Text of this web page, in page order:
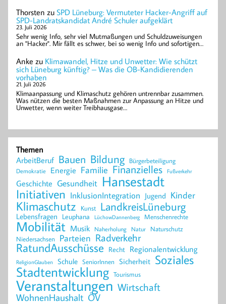
Thorsten zu SPD Lüneburg: Vermuteter Hacker-Angriff auf
SPD-Landratskandidat André Schuler aufgeklärt
23. Juli 2026
Sehr wenig Info, sehr viel Mutmaßungen und Schuldzuweisungen
an "Hacker". Mir fällt es schwer, bei so wenig Info und sofortigen…
Anke zu Klimawandel, Hitze und Unwetter: Wie schützt
sich Lüneburg künftig? – Was die OB-Kandidierenden
vorhaben
21. Juli 2026
Klimaanpassung und Klimaschutz gehören untrennbar zusammen.
Was nützen die besten Maßnahmen zur Anpassung an Hitze und
Unwetter, wenn weiter Treibhausgase…
Themen
ArbeitBeruf Bauen Bildung Bürgerbeteiligung
Demokratie Energie Familie Finanzielles Fußverkehr
Geschichte Gesundheit Hansestadt
Initiativen InklusionIntegration Jugend Kinder
Klimaschutz Kunst LandkreisLüneburg
Lebensfragen Leuphana LüchowDannenberg Menschenrechte
Mobilität Musik Naherholung Natur Naturschutz
Niedersachsen Parteien Radverkehr
RatundAusschüsse Recht Regionalentwicklung
ReligionGlauben Schule SeniorInnen Sicherheit Soziales
Stadtentwicklung Tourismus
Veranstaltungen Wirtschaft
WohnenHaushalt ÖV